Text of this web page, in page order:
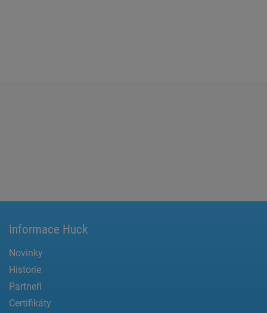
Informace Huck
Novinky
Historie
Partneři
Certifikáty